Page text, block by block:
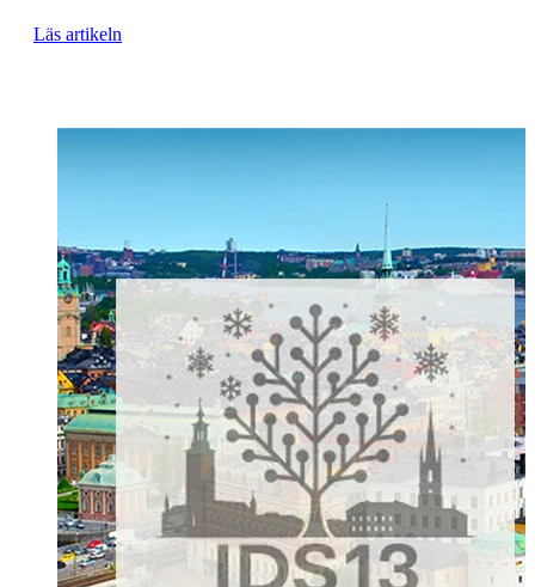
Läs artikeln